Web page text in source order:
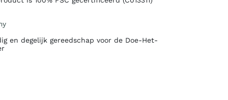
en degelijk gereedschap voor de Doe-Het-